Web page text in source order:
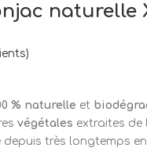
naturelle
% naturelle et
végétales extraites de
depuis très longtemps